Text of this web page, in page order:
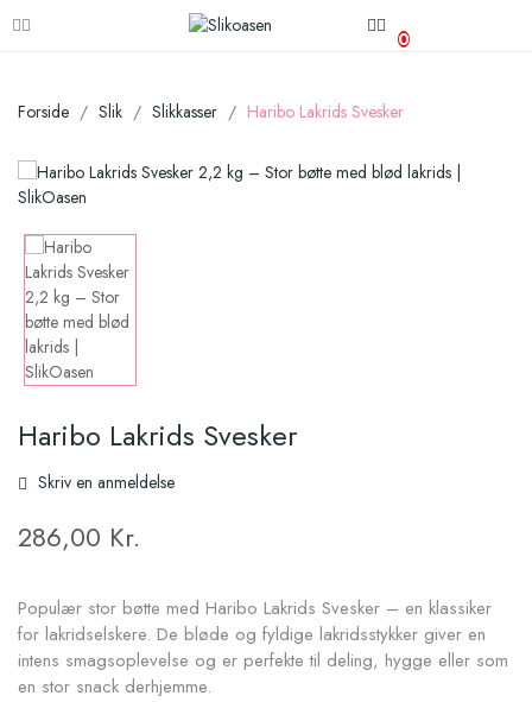
0
Forside Slik Slikkasser Haribo Lakrids Svesker
Haribo Lakrids Svesker
Skriv en anmeldelse
286,00 Kr.
Populær stor bøtte med Haribo Lakrids Svesker – en klassiker
for lakridselskere. De bløde og fyldige lakridsstykker giver en
intens smagsoplevelse og er perfekte til deling, hygge eller som
en stor snack derhjemme.